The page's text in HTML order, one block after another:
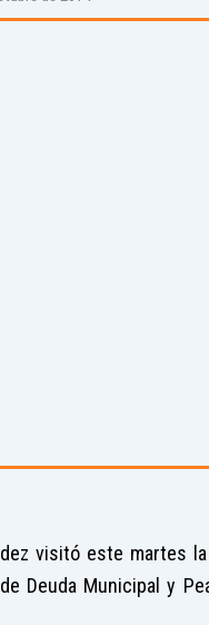
visitó este martes
Deuda Municipal y